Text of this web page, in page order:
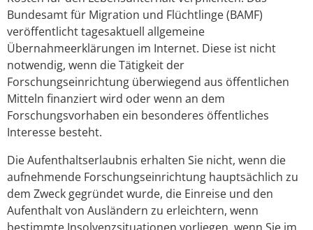
Bundesamt für Migration und Flüchtlinge (BAMF)
veröffentlicht tagesaktuell allgemeine
Übernahmeerklärungen im Internet. Diese ist nicht
notwendig, wenn die Tätigkeit der
Forschungseinrichtung überwiegend aus öffentlichen
Mitteln finanziert wird oder wenn an dem
Forschungsvorhaben ein besonderes öffentliches
Interesse besteht.
Die Aufenthaltserlaubnis erhalten Sie nicht, wenn die
aufnehmende Forschungseinrichtung hauptsächlich zu
dem Zweck gegründet wurde, die Einreise und den
Aufenthalt von Ausländern zu erleichtern, wenn